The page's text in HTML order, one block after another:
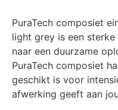
PuraTech composiet
light grey is een
naar een duurzame
PuraTech composiet
geschikt is voor
afwerking geeft aan